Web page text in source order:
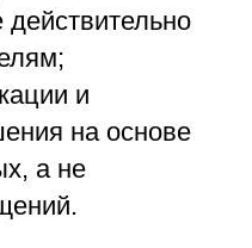
и
на основе
а не